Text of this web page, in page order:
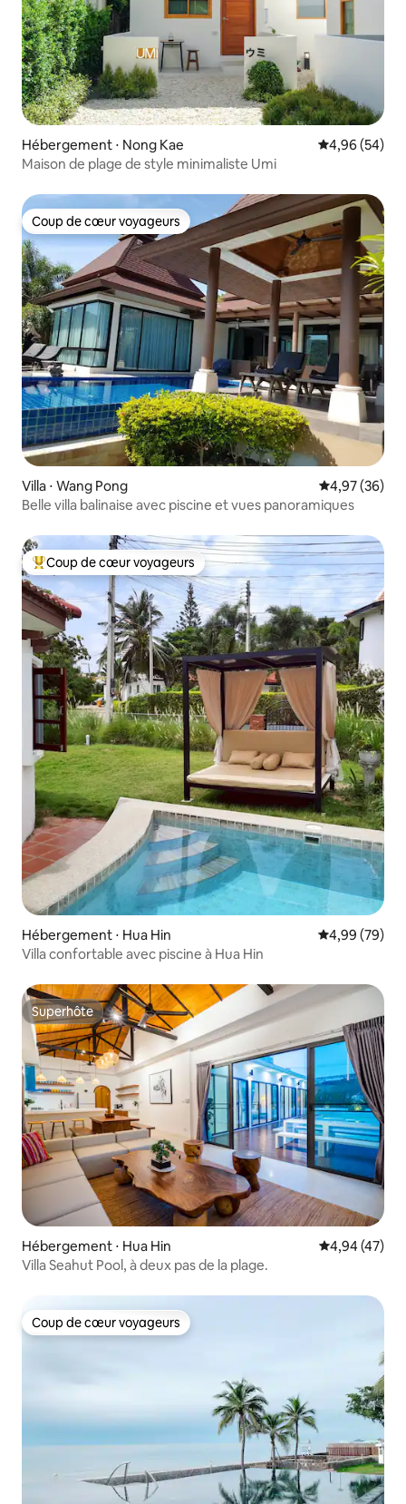
Hébergement ⋅ Nong Kae Évaluation
4,96 (54)
Maison de plage de style minimaliste Umi
Coup de cœur voyageurs
Coup de cœur voyageurs
Villa ⋅ Wang Pong Évaluation
4,97 (36)
Belle villa balinaise avec piscine et vues panoramiques
Coups de cœur voyageurs les plus appréciés
Coup de cœur voyageurs
Hébergement ⋅ Hua Hin Évaluation
4,99 (79)
Villa confortable avec piscine à Hua Hin
Superhôte
Superhôte
Hébergement ⋅ Hua Hin Évaluation
4,94 (47)
Villa Seahut Pool, à deux pas de la plage.
Coup de cœur voyageurs
Coup de cœur voyageurs